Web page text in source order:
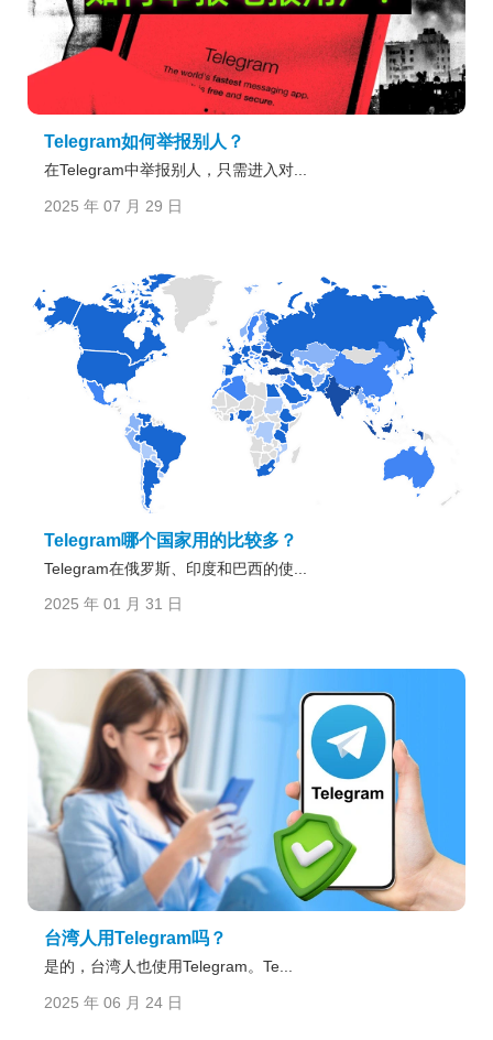
Telegram如何举报别人？
在Telegram中举报别人，只需进入对...
2025 年 07 月 29 日
Telegram哪个国家用的比较多？
Telegram在俄罗斯、印度和巴西的使...
2025 年 01 月 31 日
台湾人用Telegram吗？
是的，台湾人也使用Telegram。Te...
2025 年 06 月 24 日